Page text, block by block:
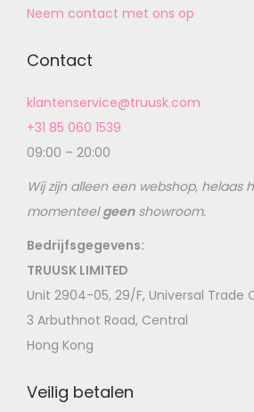
Neem contact met ons op
Contact
klantenservice@truusk.com
+31 85 060 1539
09:00 – 20:00
Wij zijn alleen een webshop, helaas
momenteelgeenshowroom.
Bedrijfsgegevens:
TRUUSK LIMITED
Unit 2904-05, 29/F, Universal Trade
3 Arbuthnot Road, Central
Hong Kong
Veilig betalen